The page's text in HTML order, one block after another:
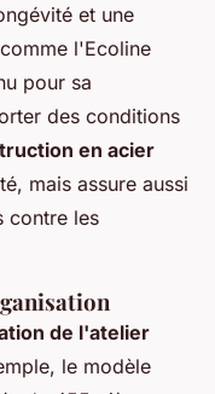
et une
l'Ecoline
pour sa
des conditions
en acier
mais assure aussi
contre les
de l'atelier
le modèle